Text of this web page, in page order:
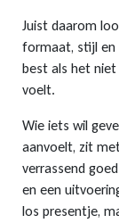
Juist daarom
formaat, stijl en
best als het niet
voelt.
Wie iets wil
aanvoelt, zit
verrassend
en een
los presentje,